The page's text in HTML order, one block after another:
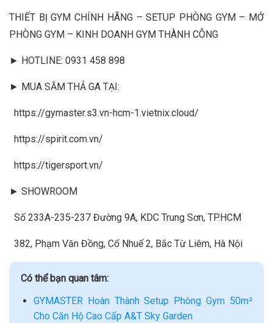
THIẾT BỊ GYM CHÍNH HÃNG – SETUP PHÒNG GYM – MỞ
PHÒNG GYM – KINH DOANH GYM THÀNH CÔNG
► HOTLINE: 0931 458 898
► MUA SẮM THẢ GA TẠI:
https://gymaster.s3.vn-hcm-1.vietnix.cloud/
https://spirit.com.vn/
https://tigersport.vn/
► SHOWROOM
Số 233A-235-237 Đường 9A, KDC Trung Sơn, TP.HCM
382, Phạm Văn Đồng, Cổ Nhuế 2, Bắc Từ Liêm, Hà Nội
Có thể bạn quan tâm:
GYMASTER Hoàn Thành Setup Phòng Gym 50m²
Cho Căn Hộ Cao Cấp A&T Sky Garden